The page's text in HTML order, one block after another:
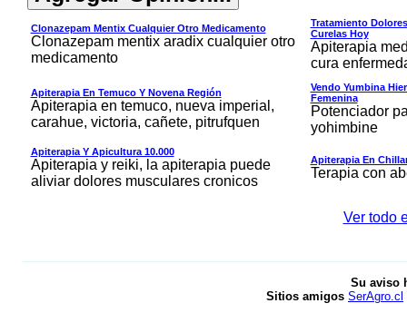
Clonazepam Mentix Cualquier Otro Medicamento
Clonazepam mentix aradix cualquier otro
medicamento
Tratamiento
Curelas Hoy
Apiterapia
cura
Apiterapia En Temuco Y Novena Región
Apiterapia en temuco, nueva imperial,
carahue, victoria, cañete, pitrufquen
Vendo Yumbina
Femenina
Potenciador
yohimbine
Apiterapia Y Apicultura 10.000
Apiterapia y reiki, la apiterapia puede
aliviar dolores musculares cronicos
Apiterapia En
Terapia con
Ver todo
Su aviso
Sitios amigos SerAgro.cl